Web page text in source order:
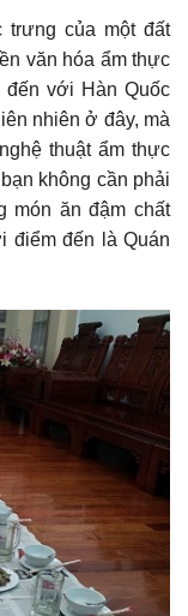
trưng của một đất
văn hóa ẩm thực
với Hàn Quốc
nhiên ở đây, mà
thuật ẩm thực
không cần phải
món ăn đậm chất
điểm đến là Quán